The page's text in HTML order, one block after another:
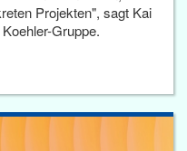
Projekten", sagt Kai
Gruppe.